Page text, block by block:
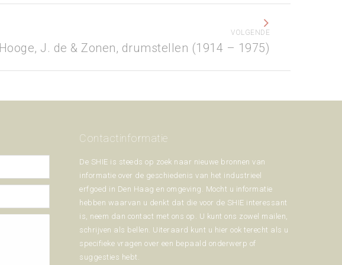
VOLGENDE
Hooge, J. de & Zonen, drumstellen (1914 – 1975)
Contactinformatie
De SHIE is steeds op zoek naar nieuwe bronnen van
informatie over de geschiedenis van het industrieel
erfgoed in Den Haag en omgeving. Mocht u informatie
hebben waarvan u denkt dat die voor de SHIE interessant
is, neem dan contact met ons op. U kunt ons zowel mailen,
schrijven als bellen. Uiteraard kunt u hier ook terecht als u
specifieke vragen over een bepaald onderwerp of
suggesties hebt.